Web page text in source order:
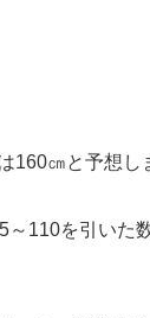
160㎝と予想し
110を引いた